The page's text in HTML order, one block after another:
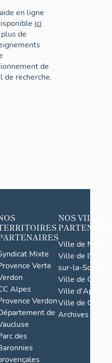
en ligne
ici
de
de
de recherche.
Mixte
Verte
Alpes
Verdon
de
des
NOS VILLES
Ville de Nice
Ville de l'Isle-
sur-la-Sorgue
Ville de Grasse
Ville d'Apt
Ville de
Archives